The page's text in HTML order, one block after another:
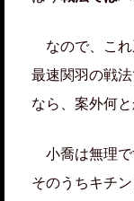
なので、これ
最速関羽の戦
なら、案外何
小喬は無理で
そのうちキチ